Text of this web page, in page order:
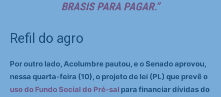
BRASIS PARA PAGAR.”
Refil do agro
Por outro lado, Acolumbre pautou, e o Senado aprovou,
nessa quarta-feira (10), o projeto de lei (PL) que prevê o
uso do Fundo Social do Pré-sal para financiar dívidas do